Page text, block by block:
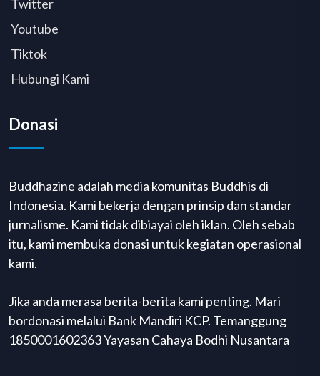
Twitter
Youtube
Tiktok
Hubungi Kami
Donasi
Buddhazine adalah media komunitas Buddhis di
Indonesia. Kami bekerja dengan prinsip dan standar
jurnalisme. Kami tidak dibiayai oleh iklan. Oleh sebab
itu, kami membuka donasi untuk kegiatan operasional
kami.
Jika anda merasa berita-berita kami penting. Mari
bordonasi melalui Bank Mandiri KCP. Temanggung
1850001602363 Yayasan Cahaya Bodhi Nusantara